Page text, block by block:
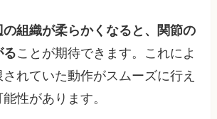
組織が柔らかくなると、関節の
ることが期待できます。これによ
れていた動作がスムーズに行え
性があります。